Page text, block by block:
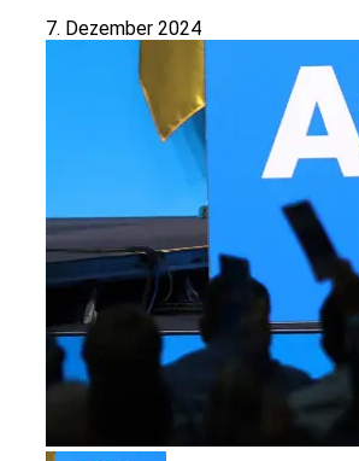
7. Dezember 2024